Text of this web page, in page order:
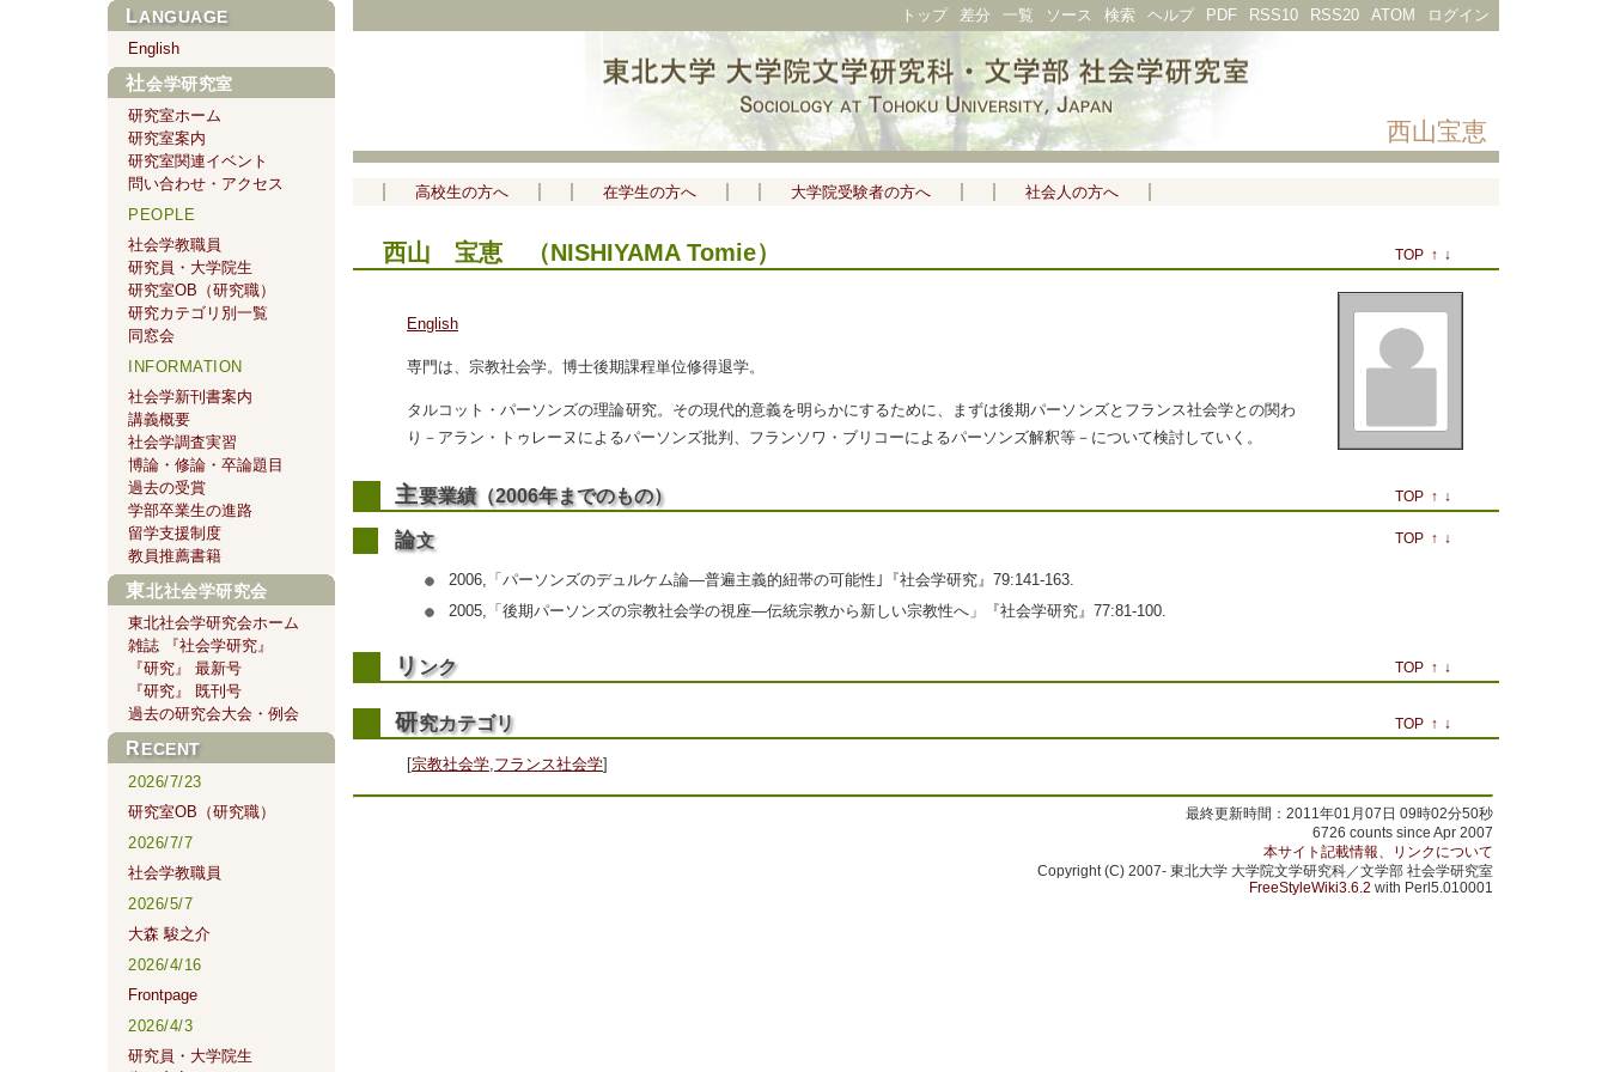
トップ 差分 一覧 ソース 検索 ヘルプ PDF RSS10 RSS20 ATOM ログイン
西山宝恵
高校生の方へ 在学生の方へ 大学院受験者の方へ 社会人の方へ
西山 宝恵 （NISHIYAMA Tomie） TOP ↑ ↓
English
専門は、宗教社会学。博士後期課程単位修得退学。
タルコット・パーソンズの理論研究。その現代的意義を明らかにするために、まずは後期パーソンズとフランス社会学との関わ
り－アラン・トゥレーヌによるパーソンズ批判、フランソワ・ブリコーによるパーソンズ解釈等－について検討していく。
主要業績（2006年までのもの） TOP ↑ ↓
論文 TOP ↑ ↓
2006,「パーソンズのデュルケム論―普遍主義的紐帯の可能性｣『社会学研究』79:141‐163.
2005,「後期パーソンズの宗教社会学の視座―伝統宗教から新しい宗教性へ」『社会学研究』77:81‐100.
リ ンク TOP ↑ ↓
研究カテゴリ TOP ↑ ↓
[宗教社会学,フランス社会学]
最終更新時間：2011年01月07日 09時02分50秒
6726 counts since Apr 2007
本サイト記載情報、リンクについて
Copyright (C) 2007- 東北大学 大学院文学研究科／文学部 社会学研究室
FreeStyleWiki3.6.2 with Perl5.010001
LANGUAGE
English
社会学研究室
研究室ホーム
研究室案内
研究室関連イベント
問い合わせ・アクセス
PEOPLE
社会学教職員
研究員・大学院生
研究室OB（研究職）
研究カテゴリ別一覧
同窓会
INFORMATION
社会学新刊書案内
講義概要
社会学調査実習
博論・修論・卒論題目
過去の受賞
学部卒業生の進路
留学支援制度
教員推薦書籍
東北社会学研究会
東北社会学研究会ホーム
雑誌 『社会学研究』
『研究』 最新号
『研究』 既刊号
過去の研究会大会・例会
RECENT
2026/7/23
研究室OB（研究職）
2026/7/7
社会学教職員
2026/5/7
大森 駿之介
2026/4/16
Frontpage
2026/4/3
研究員・大学院生